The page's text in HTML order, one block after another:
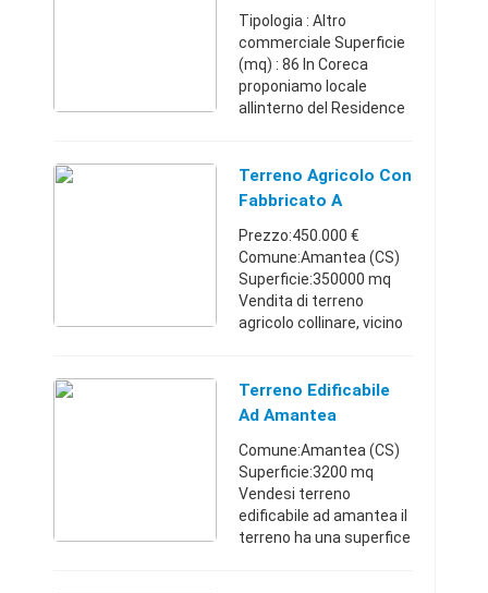
Vendita A Amantea
(CS)
Tipologia : Altro
commerciale Superficie
(mq) : 86 In Coreca
proponiamo locale
allinterno del Residence
seminterrato con
ingresso indipendente,
Terreno Agricolo Con
Fabbricato A
Amantea
Prezzo:450.000 €
Comune:Amantea (CS)
Superficie:350000 mq
Vendita di terreno
agricolo collinare, vicino
di ampia metratura da
ristrutturare. Vuoi
Terreno Edificabile
Ad Amantea
Comune:Amantea (CS)
Superficie:3200 mq
Vendesi terreno
edificabile ad amantea il
terreno ha una superfice